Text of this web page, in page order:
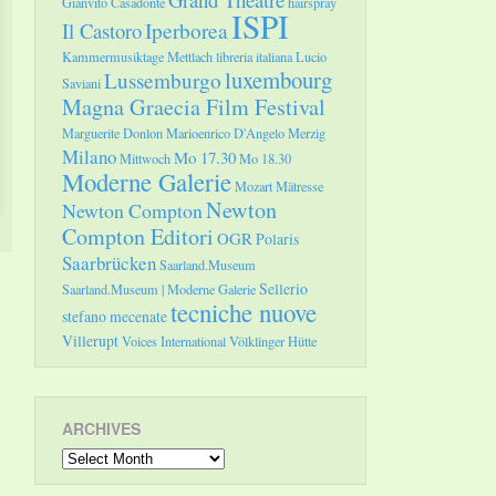
Il CastoroIperboreaISPI
Kammermusiktage Mettlachlibreria italianaLucio
SavianiLussemburgoluxembourg
Magna Graecia Film Festival
Marguerite DonlonMarioenrico D'AngeloMerzig
MilanoMittwochMo 17.30Mo 18.30
Moderne GalerieMozartMätresse
Newton ComptonNewton
Compton Editori OGRPolaris
SaarbrückenSaarland.Museum
Saarland.Museum | Moderne GalerieSellerio
stefano mecenatetecniche nuove
VilleruptVoices InternationalVölklinger Hütte
ARCHIVES
Archives